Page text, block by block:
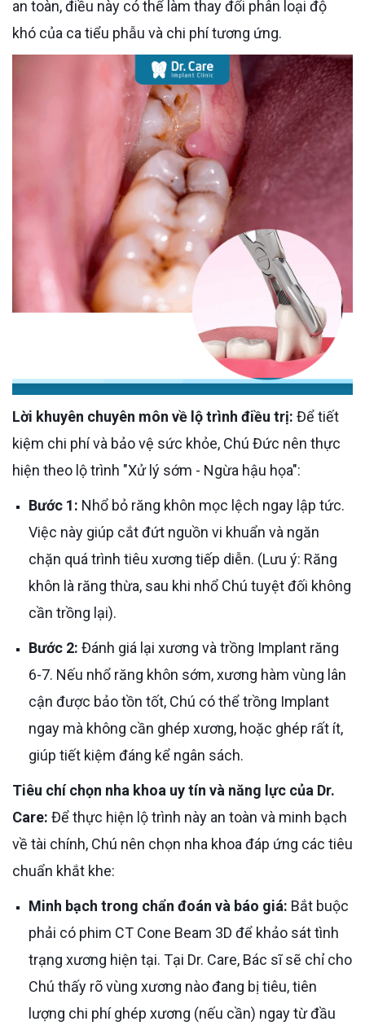
an toàn, điều này có thể làm thay đổi phân loại độ
khó của ca tiểu phẫu và chi phí tương ứng.
Lời khuyên chuyên môn về lộ trình điều trị: Để tiết
kiệm chi phí và bảo vệ sức khỏe, Chú Đức nên thực
hiện theo lộ trình "Xử lý sớm - Ngừa hậu họa":
Bước 1: Nhổ bỏ răng khôn mọc lệch ngay lập tức.
Việc này giúp cắt đứt nguồn vi khuẩn và ngăn
chặn quá trình tiêu xương tiếp diễn. (Lưu ý: Răng
khôn là răng thừa, sau khi nhổ Chú tuyệt đối không
cần trồng lại).
Bước 2: Đánh giá lại xương và trồng Implant răng
6-7. Nếu nhổ răng khôn sớm, xương hàm vùng lân
cận được bảo tồn tốt, Chú có thể trồng Implant
ngay mà không cần ghép xương, hoặc ghép rất ít,
giúp tiết kiệm đáng kể ngân sách.
Tiêu chí chọn nha khoa uy tín và năng lực của Dr.
Care: Để thực hiện lộ trình này an toàn và minh bạch
về tài chính, Chú nên chọn nha khoa đáp ứng các tiêu
chuẩn khắt khe:
Minh bạch trong chẩn đoán và báo giá: Bắt buộc
phải có phim CT Cone Beam 3D để khảo sát tình
trạng xương hiện tại. Tại Dr. Care, Bác sĩ sẽ chỉ cho
Chú thấy rõ vùng xương nào đang bị tiêu, tiên
lượng chi phí ghép xương (nếu cần) ngay từ đầu